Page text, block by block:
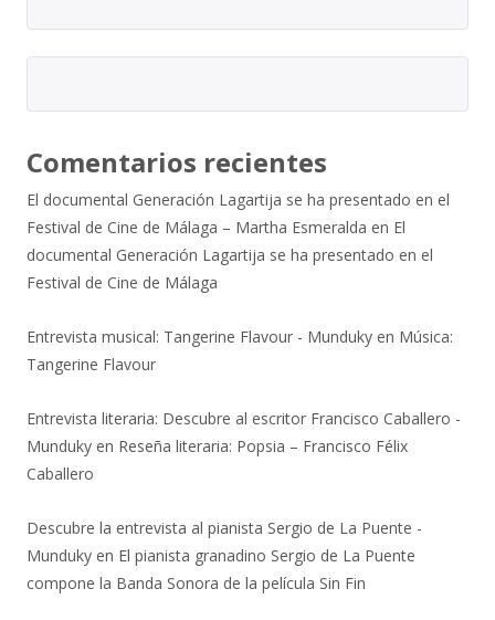
Comentarios recientes
El documental Generación Lagartija se ha presentado en el
Festival de Cine de Málaga – Martha Esmeralda en El
documental Generación Lagartija se ha presentado en el
Festival de Cine de Málaga
Entrevista musical: Tangerine Flavour - Munduky en Música:
Tangerine Flavour
Entrevista literaria: Descubre al escritor Francisco Caballero -
Munduky en Reseña literaria: Popsia – Francisco Félix
Caballero
Descubre la entrevista al pianista Sergio de La Puente -
Munduky en El pianista granadino Sergio de La Puente
compone la Banda Sonora de la película Sin Fin